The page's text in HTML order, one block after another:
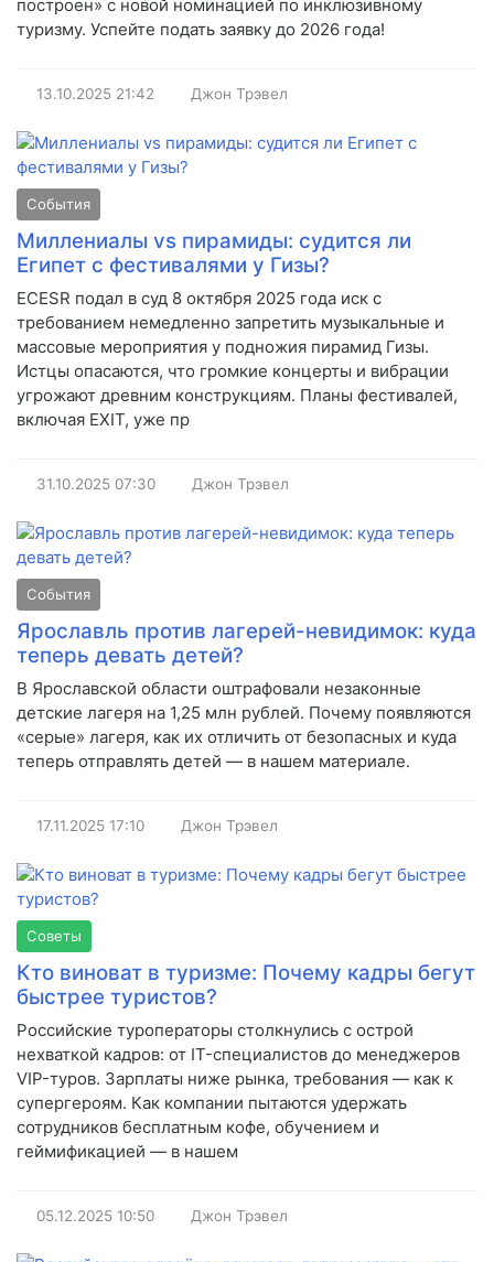
построен» с новой номинацией по инклюзивному
туризму. Успейте подать заявку до 2026 года!
13.10.2025 21:42 Джон Трэвел
События
Миллениалы vs пирамиды: судится ли
Египет с фестивалями у Гизы?
ECESR подал в суд 8 октября 2025 года иск с
требованием немедленно запретить музыкальные и
массовые мероприятия у подножия пирамид Гизы.
Истцы опасаются, что громкие концерты и вибрации
угрожают древним конструкциям. Планы фестивалей,
включая EXIT, уже пр
31.10.2025 07:30 Джон Трэвел
События
Ярославль против лагерей-невидимок: куда
теперь девать детей?
В Ярославской области оштрафовали незаконные
детские лагеря на 1,25 млн рублей. Почему появляются
«серые» лагеря, как их отличить от безопасных и куда
теперь отправлять детей — в нашем материале.
17.11.2025 17:10 Джон Трэвел
Советы
Кто виноват в туризме: Почему кадры бегут
быстрее туристов?
Российские туроператоры столкнулись с острой
нехваткой кадров: от IT-специалистов до менеджеров
VIP-туров. Зарплаты ниже рынка, требования — как к
супергероям. Как компании пытаются удержать
сотрудников бесплатным кофе, обучением и
геймификацией — в нашем
05.12.2025 10:50 Джон Трэвел